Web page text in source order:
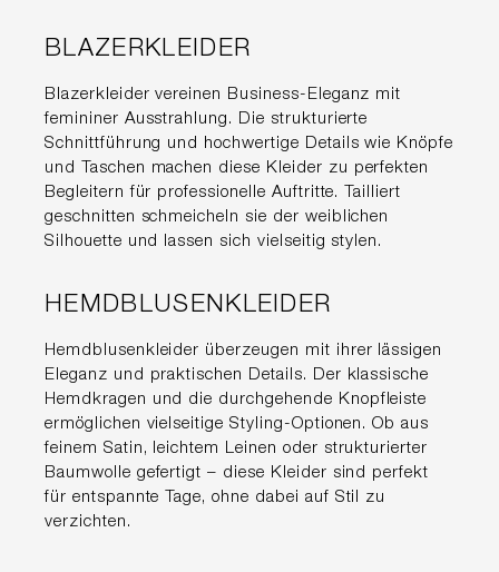
BLAZERKLEIDER
Blazerkleider vereinen Business-Eleganz mit
femininer Ausstrahlung. Die strukturierte
Schnittführung und hochwertige Details wie Knöpfe
und Taschen machen diese Kleider zu perfekten
Begleitern für professionelle Auftritte. Tailliert
geschnitten schmeicheln sie der weiblichen
Silhouette und lassen sich vielseitig stylen.
HEMDBLUSENKLEIDER
Hemdblusenkleider überzeugen mit ihrer lässigen
Eleganz und praktischen Details. Der klassische
Hemdkragen und die durchgehende Knopfleiste
ermöglichen vielseitige Styling-Optionen. Ob aus
feinem Satin, leichtem Leinen oder strukturierter
Baumwolle gefertigt – diese Kleider sind perfekt
für entspannte Tage, ohne dabei auf Stil zu
verzichten.